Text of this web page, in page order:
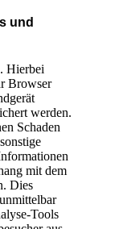
und
Hierbei
Browser
werden.
Schaden
mit dem
Dies
Tools